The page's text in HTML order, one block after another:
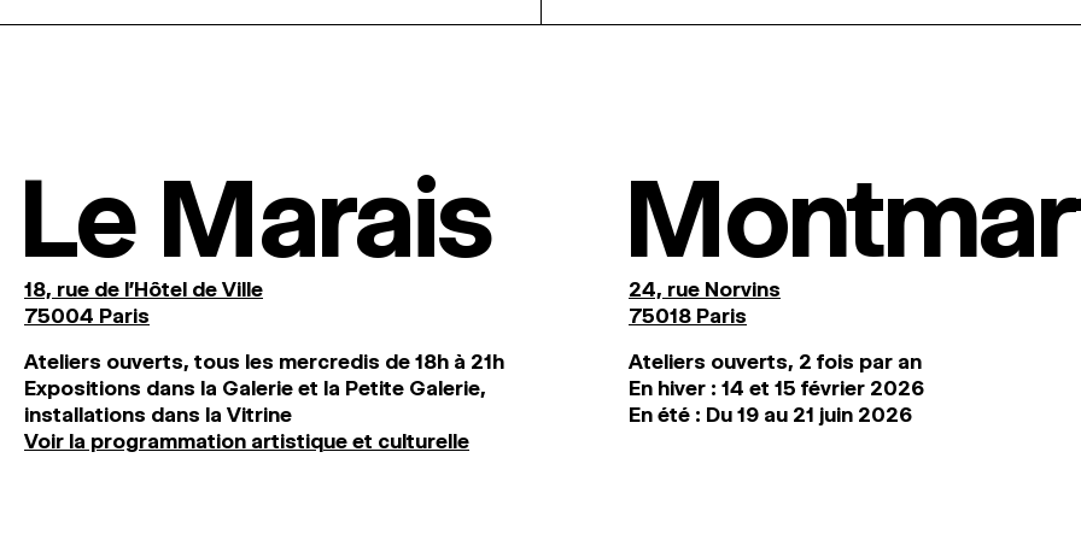
Le Marais
18, rue de l'Hôtel de Ville
75004 Paris
Ateliers ouverts, tous les mercredis de 18h à 21h
Expositions dans la Galerie et la Petite Galerie,
installations dans la Vitrine
Voir la programmation artistique et culturelle
24, rue Norvins
75018 Paris
Ateliers ouverts, 2 fois par an
En hiver : 14 et 15 février 2026
En été : Du 19 au 21 juin 2026